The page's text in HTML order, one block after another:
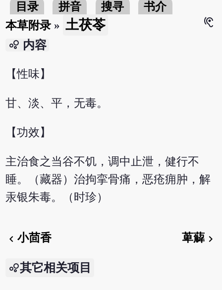
目录 拼音 搜寻
书介
本草附录 » 土茯苓
hearing
bubble_chart 内容
【性味】
甘、淡、平，无毒。
【功效】
主治食之当谷不饥，调中止泄，健行不
睡。（藏器）治拘挛骨痛，恶疮痈肿，解
汞银朱毒。（时珍）
chevron_left小茴香 萆薢chevron_right
其它相关项目